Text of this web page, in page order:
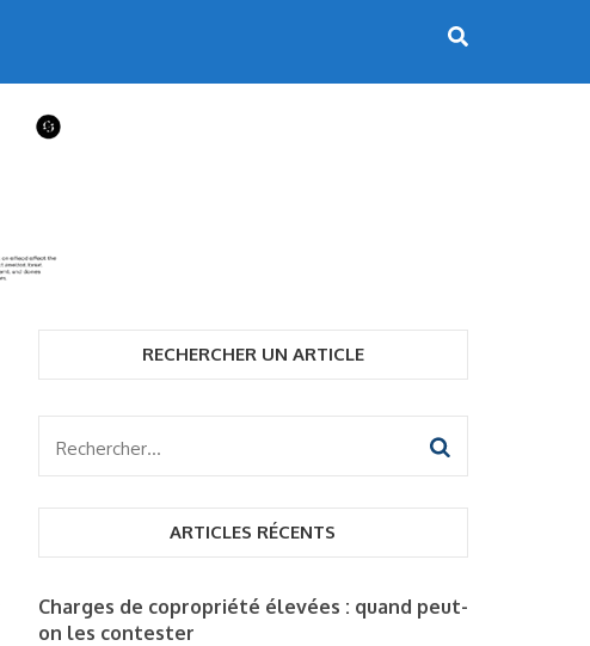
RECHERCHER UN ARTICLE
Rechercher :
ARTICLES RÉCENTS
Charges de copropriété élevées : quand peut-
on les contester